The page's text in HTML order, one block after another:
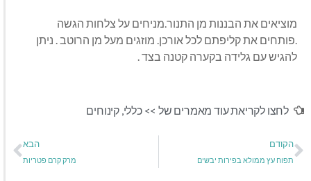
מוציאים את הבננות מן התנור.מניחים על צלחות הגשה
.פותחים את קליפתם לכל אורכן. מוזגים מעל מן הרוטב . ניתן
להגיש עם גלידה בקערה קטנה בצד .
לחצו לקריאת עוד מאמרים של >> כללי,קינוחים
הקודם
תפוח עץ ממולא בפירות יבשים
הבא
מרק קרם פטריות